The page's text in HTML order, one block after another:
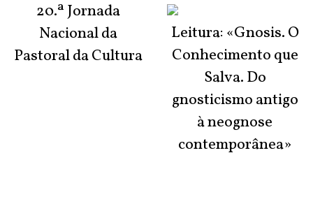
20.ª Jornada
Nacional da
Pastoral da Cultura
Leitura: «Gnosis. O
Conhecimento que
Salva. Do
gnosticismo antigo
à neognose
contemporânea»